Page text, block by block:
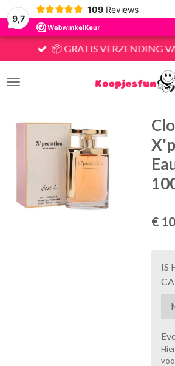
9,7
109 Reviews
📦 GRATIS VERZENDING
€
IS